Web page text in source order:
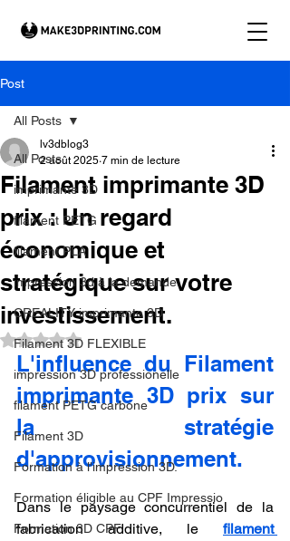
Post
All Posts
imprimante 3D
filament PETG
filament PLA
impression 3d à la demande.
CREALITY imprimante 3D
Filament 3D FLEXIBLE
impression 3D professionelle
filament PETG carbone
Filament 3D
Formation à l'impression 3D.
Formation éligible au CPF Impressio
Formation 3D CPF
All Posts
Filament imprimante 3D
prix : Un regard
économique et
stratégique sur votre
investissement.
lv3dblog3
2 août 2025 7 min de lecture
Noté NaN étoiles sur 5.
L'influence du Filament
imprimante 3D prix sur
la stratégie
d'approvisionnement.
Dans le paysage concurrentiel de la
fabrication additive, le filament